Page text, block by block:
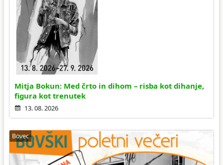
Mitja Bokun: Med črto in dihom – risba kot dihanje,
figura kot trenutek
13. 08. 2026
Bovec